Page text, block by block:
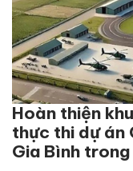
Hoàn thiện
thực thi dự án
Gia Bình